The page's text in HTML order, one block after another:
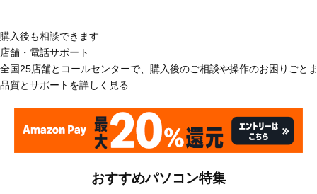
購入後も相談できます
店舗・電話サポート
全国25店舗とコールセンターで、購入後のご相談や操作のお困りごと
品質とサポートを詳しく見る
おすすめパソコン特集